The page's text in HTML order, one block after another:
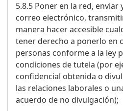
5.8.5 Poner en la red,
correo electrónico,
manera hacer accesible
tener derecho a ponerlo en
personas conforme a la ley
condiciones de tutela (por
confidencial obtenida o
las relaciones laborales o
acuerdo de no divulgación);